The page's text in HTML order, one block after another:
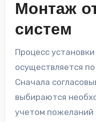
Монтаж
систем
Процесс
осуществляется
Сначала
выбираются
учетом пожеланий